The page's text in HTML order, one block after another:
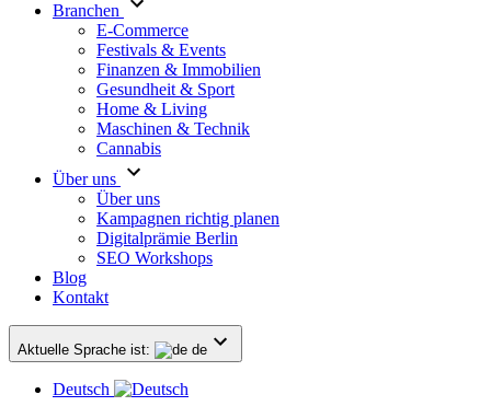
Branchen
E-Commerce
Festivals & Events
Finanzen & Immobilien
Gesundheit & Sport
Home & Living
Maschinen & Technik
Cannabis
Über uns
Über uns
Kampagnen richtig planen
Digitalprämie Berlin
SEO Workshops
Blog
Kontakt
Aktuelle Sprache ist: de
Deutsch